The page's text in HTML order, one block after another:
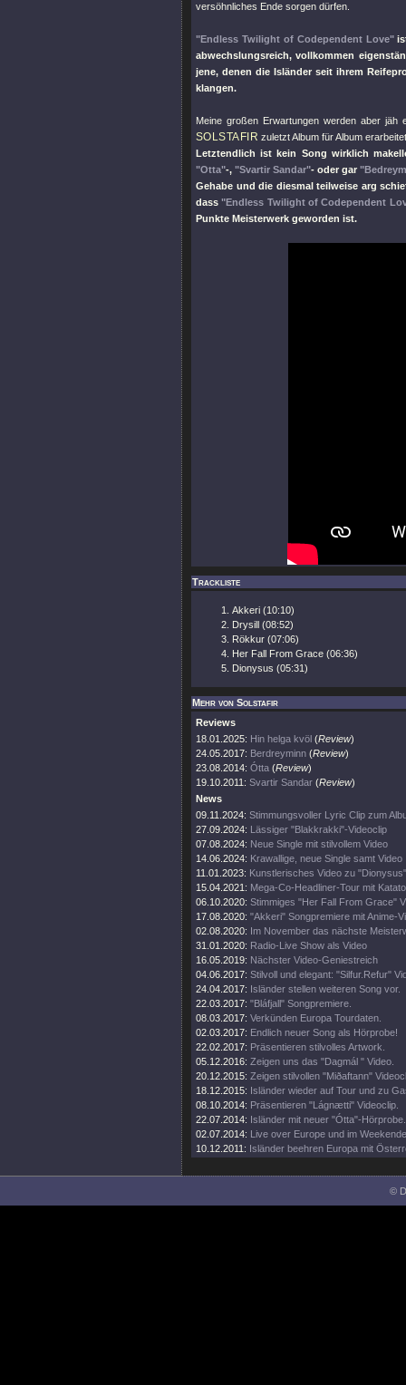
versöhnliches Ende sorgen dürfen.
"Endless Twilight of Codependent Love"
abwechslungsreich, vollkommen
jene, denen die Isländer seit ihrem
klangen.
Meine großen Erwartungen werden aber
SOLSTAFIR zuletzt Album für Album
Letztendlich ist kein Song wirklich
"Otta"-,"Svartir Sandar"- oder gar
Gehabe und die diesmal teilweise arg
dass"Endless Twilight of Codependent
Punkte Meisterwerk geworden ist.
Trackliste
Akkeri (10:10)
Drysill (08:52)
Rökkur (07:06)
Her Fall From Grace (06:36)
Dionysus (05:31)
Mehr von Solstafir
Reviews
18.01.2025: Hin helga kvöl (Review)
24.05.2017: Berdreyminn (Review)
23.08.2014: Ótta (Review)
19.10.2011: Svartir Sandar (Review)
News
09.11.2024: Stimmungsvoller Lyric Clip zum
27.09.2024: Lässiger "Blakkrakki"-Videoclip
07.08.2024: Neue Single mit stilvollem Video
14.06.2024: Krawallige, neue Single samt Video
11.01.2023: Kunstlerisches Video zu "Dionysus"
15.04.2021: Mega-Co-Headliner-Tour mit
06.10.2020: Stimmiges "Her Fall From Grace"
17.08.2020: "Akkeri" Songpremiere mit Anime-
02.08.2020: Im November das nächste
31.01.2020: Radio-Live Show als Video
16.05.2019: Nächster Video-Geniestreich
04.06.2017: Stilvoll und elegant: "Silfur.Refur"
24.04.2017: Isländer stellen weiteren Song vor.
22.03.2017: "Bláfjall" Songpremiere.
08.03.2017: Verkünden Europa Tourdaten.
02.03.2017: Endlich neuer Song als Hörprobe!
22.02.2017: Präsentieren stilvolles Artwork.
05.12.2016: Zeigen uns das "Dagmál " Video.
20.12.2015: Zeigen stilvollen "Miðaftann"
18.12.2015: Isländer wieder auf Tour und zu
08.10.2014: Präsentieren "Lágnætti" Videoclip.
22.07.2014: Isländer mit neuer "Ótta"-Hörprobe.
02.07.2014: Live over Europe und im
10.12.2011: Isländer beehren Europa mit
©